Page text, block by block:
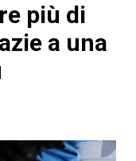
più di
a una